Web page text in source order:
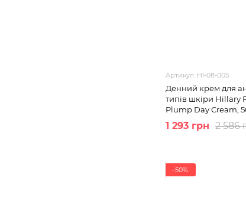
Артикул: HI-08-005
Денний крем для
типів шкіри Hillary
Plump Day Cream,
2 586
1 293 грн
−50%